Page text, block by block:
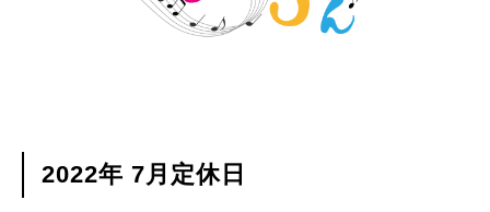
2022年 7月定休日